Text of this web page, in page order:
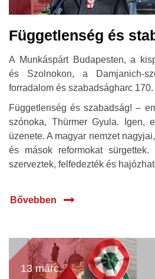
Függetlenség és
A Munkáspárt Budapesten, a
és Szolnokon, a Damjanich-
forradalom és szabadságharc
Függetlenség és szabadság! –
szónoka, Thürmer Gyula. Igen,
üzenete. A magyar nemzet
és mások reformokat
szerveztek, felfedezték és
Bővebben
13 márc.